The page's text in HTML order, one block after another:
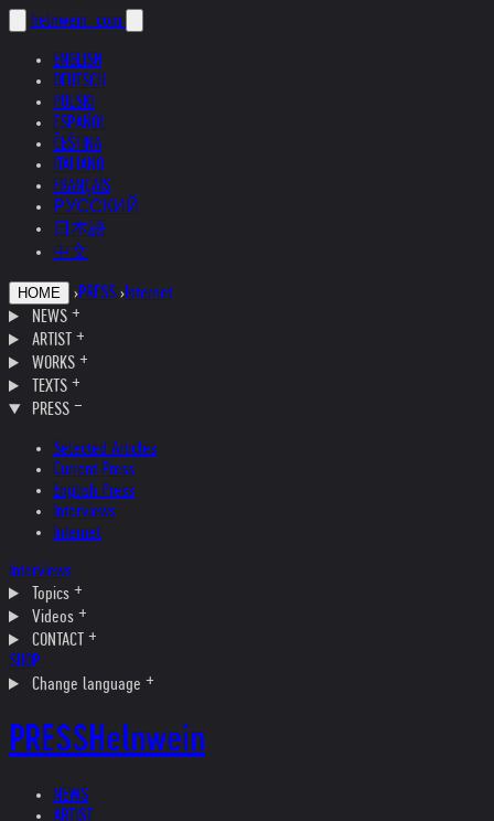
helnwein .com
ENGLISH
DEUTSCH
POLSKI
ESPAÑOL
ČEŠTINA
ITALIANO
FRANÇAIS
РУССКИЙ
日本語
中文
HOME ›PRESS ›Internet
NEWS
ARTIST
WORKS
TEXTS
PRESS
Selected Articles
Current Press
English Press
Interviews
Internet
Interviews
Topics
Videos
CONTACT
SHOP
Change language
PRESSHelnwein
NEWS
ARTIST